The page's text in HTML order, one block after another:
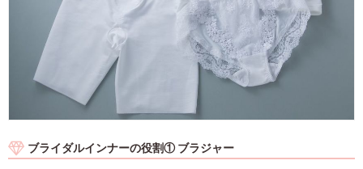
ブライダルインナーの役割① ブラジャー